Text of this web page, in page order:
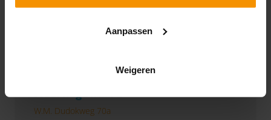
Aanpassen
Weigeren
Heerhugowaard
W.M. Dudokweg 70a